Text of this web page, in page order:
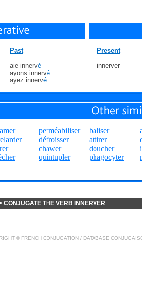
Past
aie innervé
ayons innervé
ayez innervé
Present
innerver
perméabiliser
défroisser
chawer
quintupler
baliser
attirer
doucher
phagocyter
CONJUGATE THE VERB INNERVER
© FRENCH CONJUGATION / DATABASE